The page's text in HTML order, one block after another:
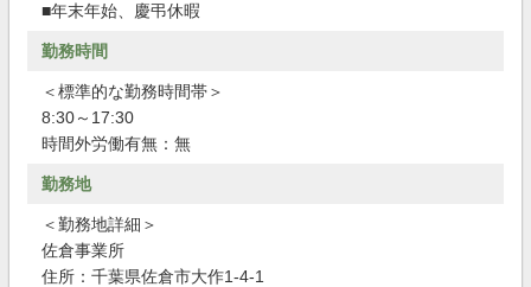
■年末年始、慶弔休暇
勤務時間
＜標準的な勤務時間帯＞
8:30～17:30
時間外労働有無：無
勤務地
＜勤務地詳細＞
佐倉事業所
住所：千葉県佐倉市大作1-4-1